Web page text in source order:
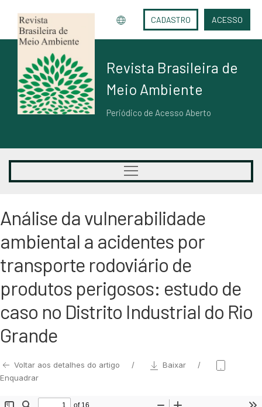
CADASTRO ACESSO
Revista Brasileira de
Meio Ambiente
Periódico de Acesso Aberto
Análise da vulnerabilidade
ambiental a acidentes por
transporte rodoviário de
produtos perigosos: estudo de
caso no Distrito Industrial do Rio
Grande
Voltar aos detalhes do artigo
Baixar
Enquadrar